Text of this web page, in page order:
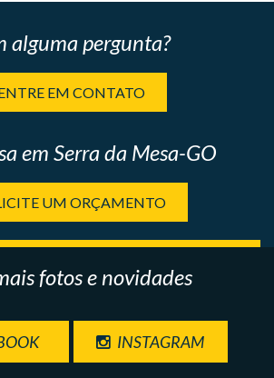
alguma pergunta?
EM CONTATO
em Serra da Mesa-GO
UM ORÇAMENTO
fotos e novidades
INSTAGRAM